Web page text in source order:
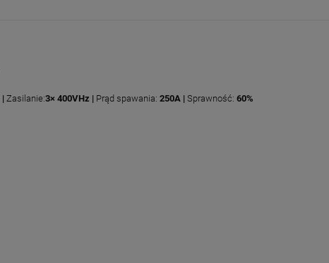
| Zasilanie:3× 400VHz | Prąd spawania: 250A | Sprawność: 60%